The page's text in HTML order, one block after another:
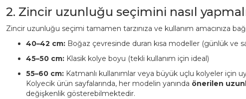
2. Zincir uzunluğu seçimini nasıl
Zincir uzunluğu seçimi tamamen tarzınıza ve kullanım amacınıza
40–42 cm: Boğaz çevresinde duran kısa modeller (günlük ve
45–50 cm: Klasik kolye boyu (tekli kullanım için ideal)
55–60 cm: Katmanlı kullanımlar veya büyük uçlu kolyeler için
Kolyecik ürün sayfalarında, her modelin yanında önerilen
değişkenlik gösterebilmektedir.